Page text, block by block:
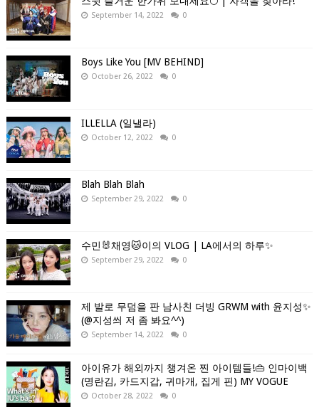
September 14, 2022 0
Boys Like You [MV BEHIND]
October 26, 2022 0
ILLELLA (일낼라)
October 12, 2022 0
Blah Blah Blah
September 29, 2022 0
수민🐰채영🐱이의 VLOG | LA에서의 하루✨
September 29, 2022 0
제 발로 무덤을 판 남사친 더빙 GRWM with 윤지성✨
(@지성씌 저 좀 봐요^^)
September 14, 2022 0
아이유가 해외까지 챙겨온 찐 아이템들!👜 인마이백
(명란김, 카드지갑, 귀마개, 집게 핀) MY VOGUE
October 28, 2022 0